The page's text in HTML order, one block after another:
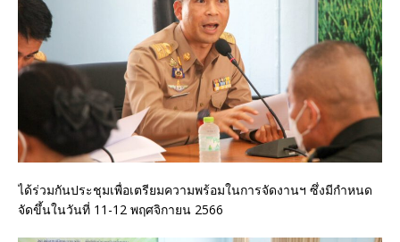
ได้ร่วมกันประชุมเพื่อเตรียมความพร้อมในการจัดงานฯ ซึ่งมีกำหนด
จัดขึ้นในวันที่ 11-12 พฤศจิกายน 2566